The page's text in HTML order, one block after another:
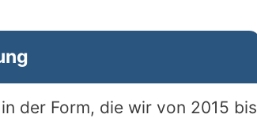
der Form, die wir von 2015 bis